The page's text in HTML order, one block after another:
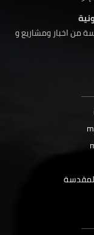
من اخبار ومشاريع و